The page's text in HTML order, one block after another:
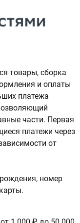
товары, сборка
и оплаты
платежа
части. Первая
платежи через
от
номер